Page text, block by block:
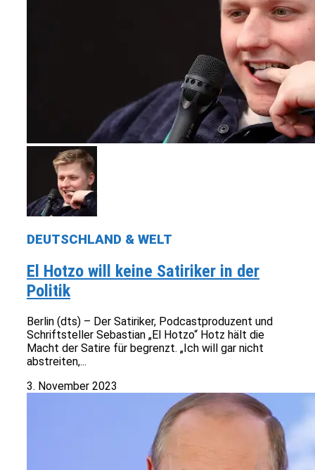
DEUTSCHLAND & WELT
El Hotzo will keine Satiriker in der
Politik
Berlin (dts) – Der Satiriker, Podcastproduzent und
Schriftsteller Sebastian „El Hotzo“ Hotz hält die
Macht der Satire für begrenzt. „Ich will gar nicht
abstreiten,...
3. November 2023